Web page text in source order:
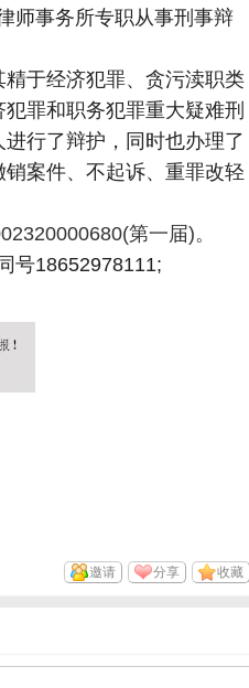
师事务所专职从事刑事辩
于经济犯罪、贪污渎职类
罪和职务犯罪重大疑难刑
行了辩护，同时也办理了
案件、不起诉、重罪改轻
第一届)。
号18652978111;
收藏
分享
邀请